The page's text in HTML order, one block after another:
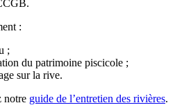
:
;
du patrimoine piscicole ;
sur la rive.
notre guide de l’entretien des rivières.